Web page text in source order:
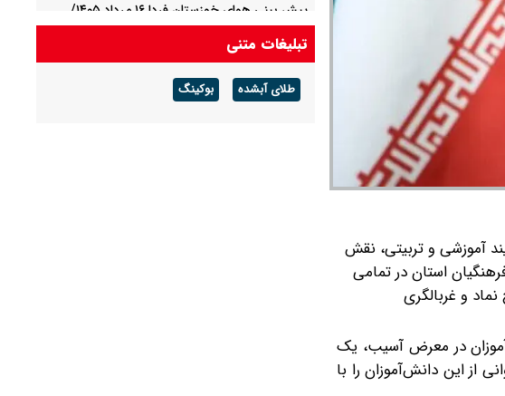
آموزشی و تربیتی، نقش
استان در تمامی
و غربالگری
در معرض آسیب، یک
این دانش‌آموزان را با
پیش بینی هوای خوزستان فردا ۱۶ مرداد ۱۴۰۵/
هوای گرم ماندگار است
پیش بینی هوای گلستان فردا ۱۶ مرداد ۱۴۰۵/ وزش
باد و رگبار پراکنده
تبلیغات متنی
طلای آبشده بوکینگ